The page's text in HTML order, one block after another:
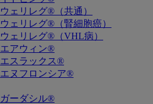
ウェリレグ®（共通）
ウェリレグ®（腎細胞癌）
ウェリレグ®（VHL病）
エアウィン®
エスラックス®
エヌフロンシア®
ガーダシル®